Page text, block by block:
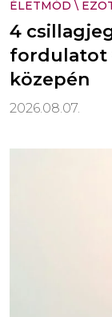
ÉLETMÓD \
4
fordulatot
közepén
2026.08.07.